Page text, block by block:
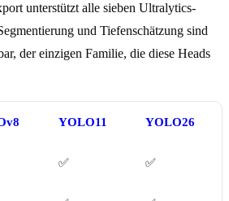
unterstützt alle sieben Ultralytics-
und Tiefenschätzung sind
der einzigen Familie, die diese Heads
YOLO11 YOLO26
✅ ✅